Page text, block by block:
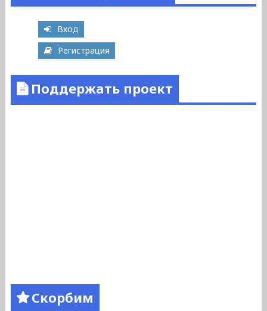
Вход
Регистрация
Поддержать проект
Скорбим